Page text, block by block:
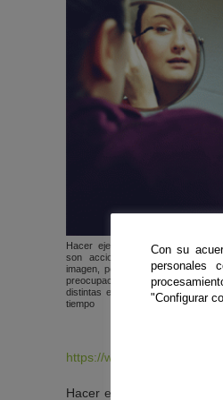
Hacer ejercicio físico o dieta o
son acciones frecuentes para
imagen, pero cuando se
preocupación mayor pueden
distintas enfermedades que
tiempo
https://www.flickr.com/
Hacer ejercicio físico o
Con su
personales
"Configurar